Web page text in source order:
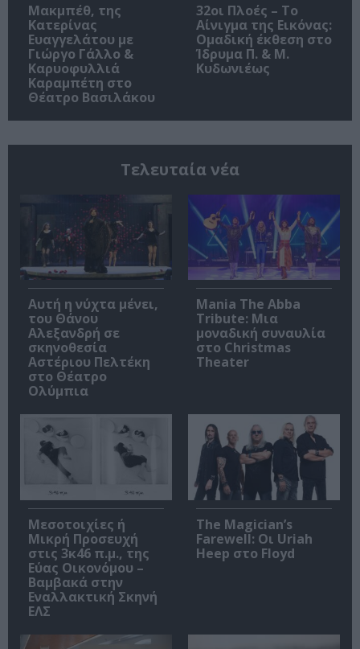
Μακμπέθ, της
Κατερίνας
Ευαγγελάτου με
Γιώργο Γάλλο &
Καρυοφυλλιά
Καραμπέτη στο
Θέατρο Βασιλάκου
32οι Πλοές – Το
Αίνιγμα της Εικόνας:
Ομαδική έκθεση στο
Ίδρυμα Π. & Μ.
Κυδωνιέως
Τελευταία νέα
Αυτή η νύχτα μένει,
του Θάνου
Αλεξανδρή σε
σκηνοθεσία
Αστέριου Πελτέκη
στο Θέατρο
Ολύμπια
Mania The Abba
Tribute: Μια
μοναδική συναυλία
στο Christmas
Theater
Μεσοτοιχίες ή
Μικρή Προσευχή
στις 3κ46 π.μ., της
Εύας Οικονόμου –
Βαμβακά στην
Εναλλακτική Σκηνή
ΕΛΣ
The Magician’s
Farewell: Οι Uriah
Heep στο Floyd